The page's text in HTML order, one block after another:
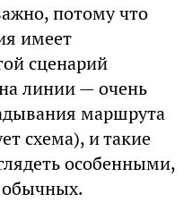
потому что
имеет
сценарий
линии — очень
маршрута
схема), и такие
особенными,
обычных.